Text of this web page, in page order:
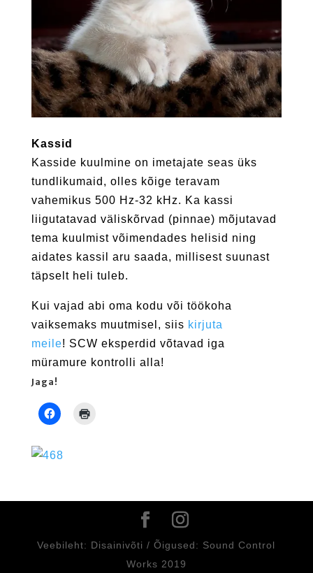
Kassid
Kasside kuulmine on imetajate seas üks
tundlikumaid, olles kõige teravam
vahemikus 500 Hz-32 kHz. Ka kassi
liigutatavad väliskõrvad (pinnae) mõjutavad
tema kuulmist võimendades helisid ning
aidates kassil aru saada, millisest suunast
täpselt heli tuleb.
Kui vajad abi oma kodu või töökoha
vaiksemaks muutmisel, siis kirjuta
meile! SCW eksperdid võtavad iga
müramure kontrolli alla!
Jaga!
C
c
k
n
F
O
p
Veebileht: Disainivõti / Õigused: Sound Control
Works 2019